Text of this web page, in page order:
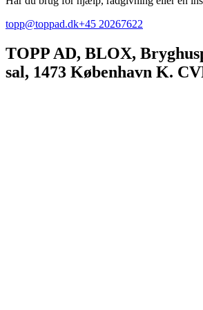
topp@toppad.dk+45 20267622
TOPP AD, BLOX,
sal, 1473 København K.